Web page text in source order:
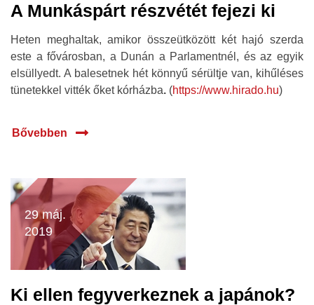
A Munkáspárt részvétét fejezi ki
Heten meghaltak, amikor összeütközött két hajó szerda
este a fővárosban, a Dunán a Parlamentnél, és az egyik
elsüllyedt. A balesetnek hét könnyű sérültje van, kihűléses
tünetekkel vitték őket kórházba. (https://www.hirado.hu)
Bővebben
29 máj.
2019
Ki ellen fegyverkeznek a japánok?